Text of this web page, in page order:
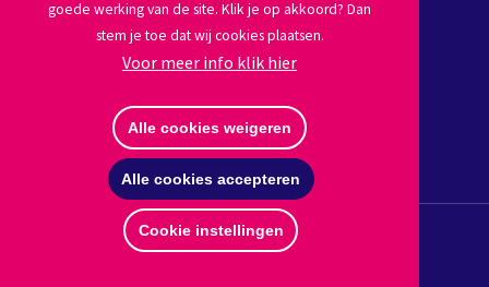
goede werking van de site. Klik je op akkoord? Dan
stem je toe dat wij cookies plaatsen.
Voor meer info klik hier
Alle cookies weigeren
Alle cookies accepteren
Cookie instellingen
Volg ons
Afmelden nieuwsbrief
© Copyright 2026 Stichting Aan de Slinger
Website by The Cre8ion.Lab